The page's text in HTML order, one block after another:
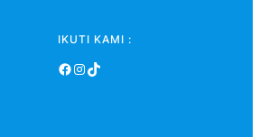
IKUTI KAMI :
Facebook Instagram TikTok